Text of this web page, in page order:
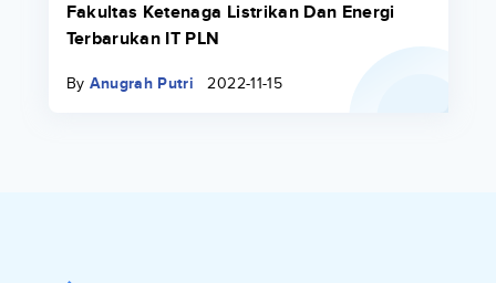
Fakultas Ketenaga Listrikan Dan Energi
Terbarukan IT PLN
By Anugrah Putri 2022-11-15